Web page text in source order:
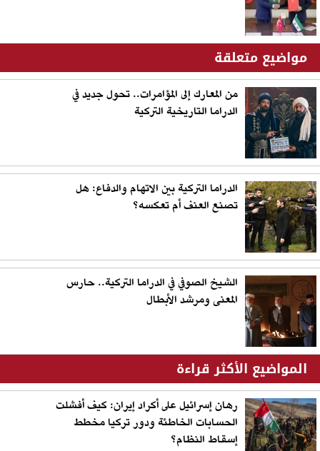
مواضيع متعلقة
من المعارك إلى المؤامرات.. تحول جديد في
الدراما التاريخية التركية
الدراما التركية بين الاتهام والدفاع: هل
تصنع العنف أم تعكسه؟
الشيخ الصوفي في الدراما التركية.. حارس
المعنى ومرشد الأبطال
المواضيع الأكثر قراءة
رهان إسرائيل على أكراد إيران: كيف أفشلت
الحسابات الخاطئة ودور تركيا مخطط
إسقاط النظام؟